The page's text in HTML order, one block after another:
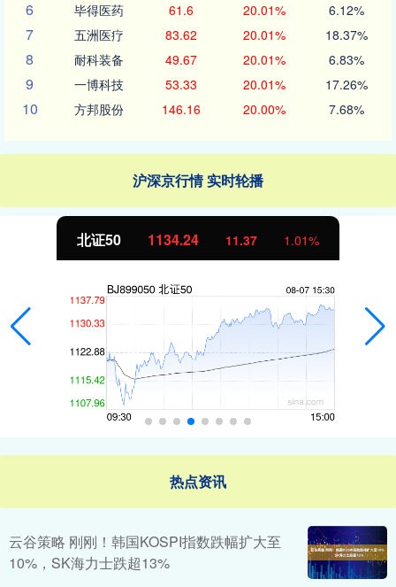
6 毕得医药 61.6 20.01% 6.12%
7 五洲医疗 83.62 20.01% 18.37%
8 耐科装备 49.67 20.01% 6.83%
9 一博科技 53.33 20.01% 17.26%
10 方邦股份 146.16 20.00% 7.68%
沪深京行情 实时轮播
北证50 1134.24 11.37 1.01%
热点资讯
云谷策略 刚刚！韩国KOSPI指数跌幅扩大至
10%，SK海力士跌超13%